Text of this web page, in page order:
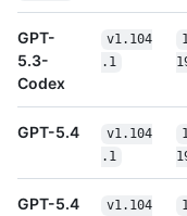
GPT-
5.3-
Codex
v1.104
.1
GPT-5.4
v1.104
.1
GPT-5.4
v1.104